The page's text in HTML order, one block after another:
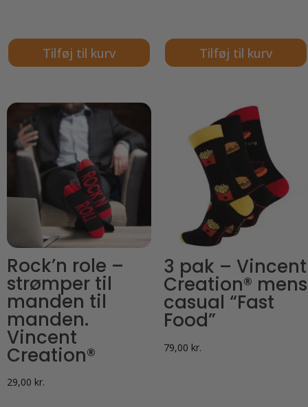
Tilføj til kurv Tilføj til kurv
Rock’n role –
strømper til
manden til
manden.
Vincent
Creation®
29,00 kr.
3 pak – Vincent
Creation® mens
casual “Fast
Food”
79,00 kr.